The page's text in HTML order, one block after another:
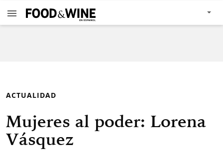
ACTUALIDAD
Mujeres al poder: Lorena
Vásquez